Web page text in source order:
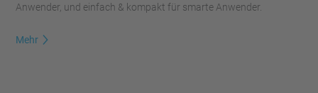
Anwender, und einfach & kompakt für smarte Anwender.
Mehr